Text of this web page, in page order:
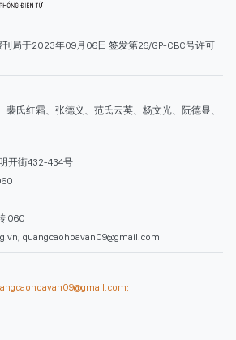
局于2023年09月06日 签发第26/GP-CBC号许可
裴氏红霜、张德义、范氏云英、杨文光、阮德显、
开街432-434号
060
quangcaohoavan09@gmail.com